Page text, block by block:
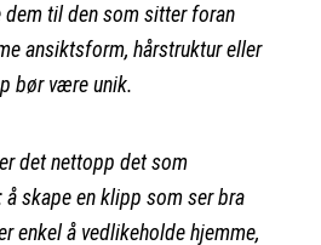
til den som sitter foran
ansiktsform, hårstruktur eller
bør være unik.
det nettopp det som
skape en klipp som ser bra
enkel å vedlikeholde hjemme,